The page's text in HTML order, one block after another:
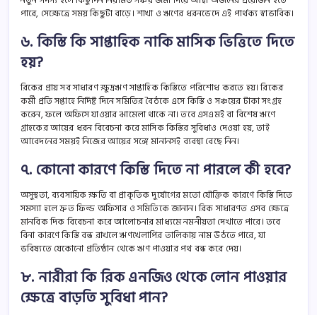
পারে, সেক্ষেত্রে সময় কিছুটা বাড়ে। শাখা ও ঋণের ধরনভেদে এই পার্থক্য স্বাভাবিক।
৬. কিস্তি কি সাপ্তাহিক নাকি মাসিক ভিত্তিতে দিতে
হয়?
রিকের প্রায় সব সাধারণ ক্ষুদ্রঋণ সাপ্তাহিক কিস্তিতে পরিশোধ করতে হয়। রিকের
কর্মী প্রতি সপ্তাহে নির্দিষ্ট দিনে সমিতির বৈঠকে এসে কিস্তি ও সঞ্চয়ের টাকা সংগ্রহ
করেন, ফলে অফিসে যাওয়ার ঝামেলা থাকে না। তবে এসএমই বা বিশেষ ঋণে
গ্রাহকের আয়ের ধরন বিবেচনা করে মাসিক কিস্তির সুবিধাও দেওয়া হয়, তাই
আবেদনের সময়ই নিজের আয়ের সঙ্গে মানানসই ব্যবস্থা বেছে নিন।
৭. কোনো কারণে কিস্তি দিতে না পারলে কী হবে?
অসুস্থতা, ব্যবসায়িক ক্ষতি বা প্রাকৃতিক দুর্যোগের মতো যৌক্তিক কারণে কিস্তি দিতে
সমস্যা হলে দ্রুত ফিল্ড অফিসার ও সমিতিকে জানান। রিক সাধারণত এসব ক্ষেত্রে
মানবিক দিক বিবেচনা করে আলোচনার মাধ্যমে নমনীয়তা দেখাতে পারে। তবে
বিনা কারণে কিস্তি বন্ধ রাখলে ঋণখেলাপির তালিকায় নাম উঠতে পারে, যা
ভবিষ্যতে যেকোনো প্রতিষ্ঠান থেকে ঋণ পাওয়ার পথ বন্ধ করে দেয়।
৮. নারীরা কি রিক এনজিও থেকে লোন পাওয়ার
ক্ষেত্রে বাড়তি সুবিধা পান?